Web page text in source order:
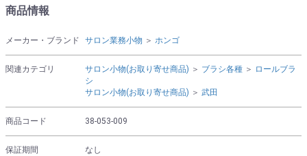
商品情報
メーカー・ブランド サロン業務小物 ＞ ホンゴ
関連カテゴリ サロン小物(お取り寄せ商品) ＞ ブラシ各種 ＞ ロールブラ
シ
サロン小物(お取り寄せ商品) ＞ 武田
商品コード 38-053-009
保証期間 なし